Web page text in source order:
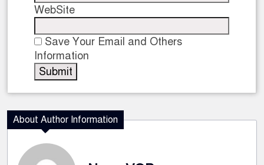
WebSite
Save Your Email and Others
Information
About Author Information